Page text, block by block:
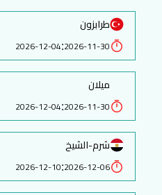
طرابزون
2026-11-30
:
2026-12-04
ميلان
2026-11-30
:
2026-12-04
شرم-الشيخ
2026-12-06
:
2026-12-10